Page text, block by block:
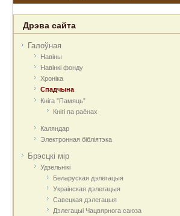
Дрэва сайта
Галоўная
Навіны
Навінкі фонду
Хроніка
Спадчына
Кніга "Памяць"
Кнігі па раёнах
Каляндар
Электронная бібліятэка
Брэсцкі мір
Удзельнікі
Беларуская дэлегацыя
Украінская дэлегацыя
Савецкая дэлегацыя
Дэлегацыі Чацвярнога саюза